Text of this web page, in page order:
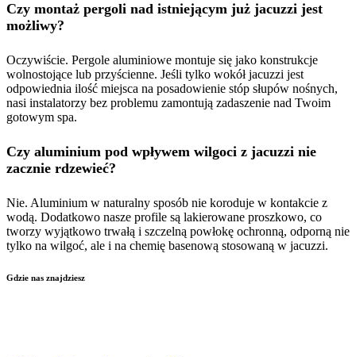
Czy montaż pergoli nad istniejącym już jacuzzi jest
możliwy?
Oczywiście. Pergole aluminiowe montuje się jako konstrukcje
wolnostojące lub przyścienne. Jeśli tylko wokół jacuzzi jest
odpowiednia ilość miejsca na posadowienie stóp słupów nośnych,
nasi instalatorzy bez problemu zamontują zadaszenie nad Twoim
gotowym spa.
Czy aluminium pod wpływem wilgoci z jacuzzi nie
zacznie rdzewieć?
Nie. Aluminium w naturalny sposób nie koroduje w kontakcie z
wodą. Dodatkowo nasze profile są lakierowane proszkowo, co
tworzy wyjątkowo trwałą i szczelną powłokę ochronną, odporną nie
tylko na wilgoć, ale i na chemię basenową stosowaną w jacuzzi.
Gdzie nas znajdziesz